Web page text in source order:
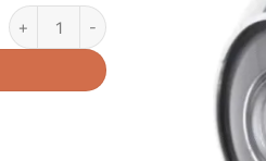
كمية عين سحرية 180 درجة فضي